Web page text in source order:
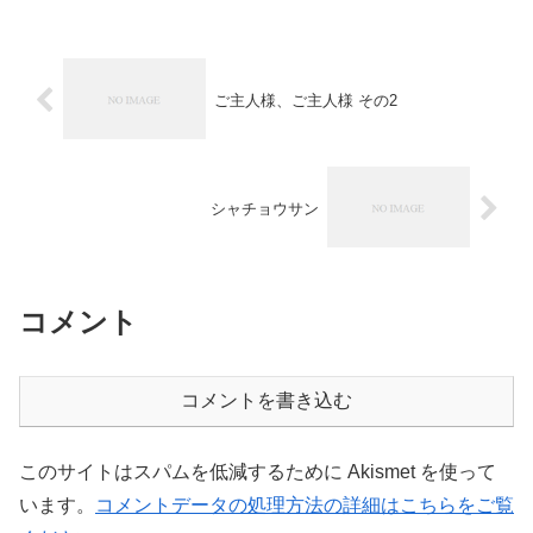
ご主人様、ご主人様 その2
シャチョウサン
コメント
コメントを書き込む
このサイトはスパムを低減するために Akismet を使って
います。
コメントデータの処理方法の詳細はこちらをご覧